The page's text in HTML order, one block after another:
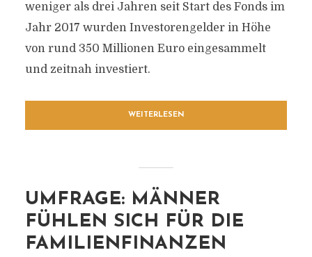
weniger als drei Jahren seit Start des Fonds im
Jahr 2017 wurden Investorengelder in Höhe
von rund 350 Millionen Euro eingesammelt
und zeitnah investiert.
WEITERLESEN
UMFRAGE: MÄNNER
FÜHLEN SICH FÜR DIE
FAMILIENFINANZEN